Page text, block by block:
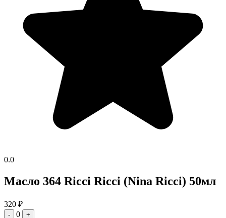
0.0
Масло 364 Ricci Ricci (Nina Ricci) 50мл
320 ₽
- 0 +